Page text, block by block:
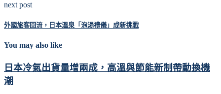
next post
外國旅客回流，日本溫泉「泡湯禮儀」成新挑戰
You may also like
日本冷氣出貨量增兩成，高溫與節能新制帶動換機
潮